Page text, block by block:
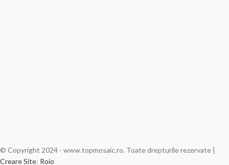
© Copyright 2024 - www.topmosaic.ro. Toate drepturile rezervate |
Creare Site: Roio